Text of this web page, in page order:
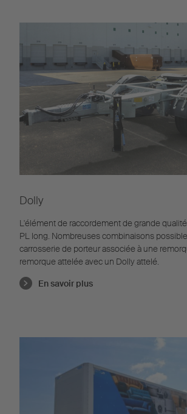
Dolly
L'élément de raccordement de grande
PL long. Nombreuses combinaisons
carrosserie de porteur associée à une
remorque attelée avec un Dolly attelé.
En savoir plus